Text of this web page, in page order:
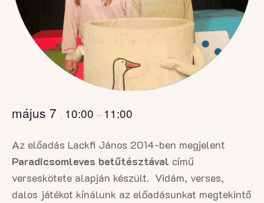
május 7 , 10:00 – 11:00
Az előadás Lackfi János 2014-ben megjelent
Paradicsomleves betűtésztával című
verseskötete alapján készült. Vidám, verses,
dalos játékot kínálunk az előadásunkat megtekintő